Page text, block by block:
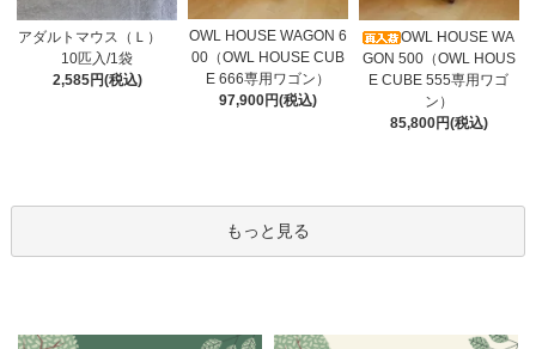
アダルトマウス（Ｌ）
10匹入/1袋
2,585円(税込)
OWL HOUSE WAGON 6
00（OWL HOUSE CUB
E 666専用ワゴン）
97,900円(税込)
OWL HOUSE WA
GON 500（OWL HOUS
E CUBE 555専用ワゴ
ン）
85,800円(税込)
もっと見る